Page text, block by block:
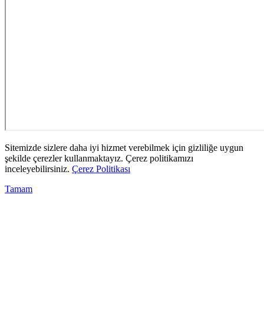
Sitemizde sizlere daha iyi hizmet verebilmek için gizliliğe uygun
şekilde çerezler kullanmaktayız. Çerez politikamızı
inceleyebilirsiniz. Çerez Politikası
Tamam